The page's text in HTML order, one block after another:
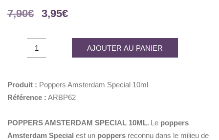
7,90€
Le
initial
3,95€Le
actuel
est :
Poppers
Amsterdam
10ml
quantity
AJOUTER AU PANIER
Produit : Poppers Amsterdam Special 10ml
Référence : ARBP62
POPPERS AMSTERDAM SPECIAL 10ML. Le poppers
Amsterdam Special est un poppers reconnu dans le milieu de